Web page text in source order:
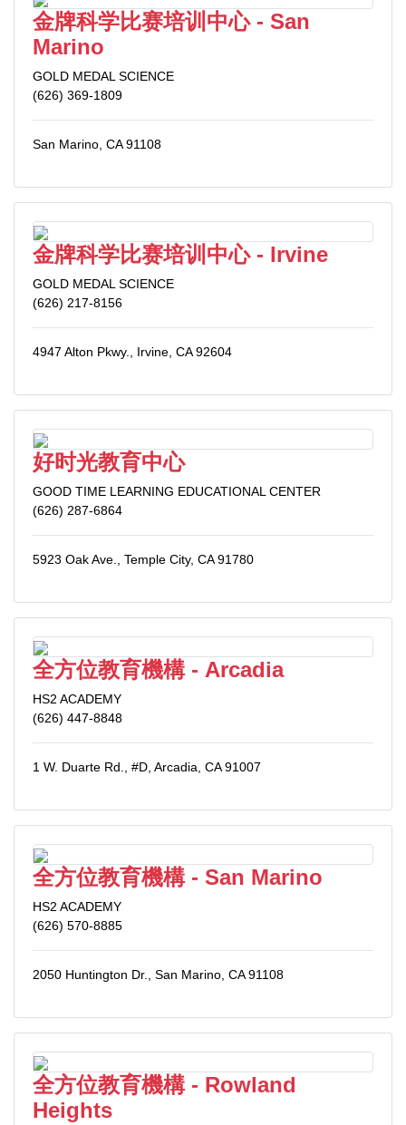
金牌科学比赛培训中心 - San
Marino
GOLD MEDAL SCIENCE
(626) 369-1809
San Marino, CA 91108
金牌科学比赛培训中心 - Irvine
GOLD MEDAL SCIENCE
(626) 217-8156
4947 Alton Pkwy., Irvine, CA 92604
好时光教育中心
GOOD TIME LEARNING EDUCATIONAL CENTER
(626) 287-6864
5923 Oak Ave., Temple City, CA 91780
全方位教育機構 - Arcadia
HS2 ACADEMY
(626) 447-8848
1 W. Duarte Rd., #D, Arcadia, CA 91007
全方位教育機構 - San Marino
HS2 ACADEMY
(626) 570-8885
2050 Huntington Dr., San Marino, CA 91108
全方位教育機構 - Rowland
Heights